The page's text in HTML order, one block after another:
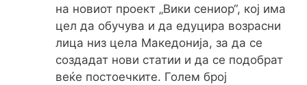
на новиот проект „Вики сениор“, кој има
цел да обучува и да едуцира возрасни
лица низ цела Македонија, за да се
создадат нови статии и да се подобрат
веќе постоечките. Голем број